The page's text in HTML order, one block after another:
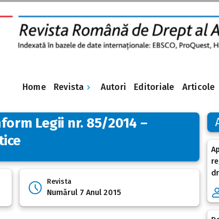
Home Revista Autori Editoriale Articole
Legii nr. 85/2014 –
Revista
Numărul 7 Anul 2015